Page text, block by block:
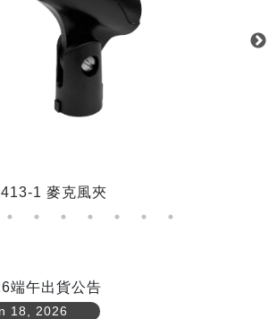
1 麥克風夾
端午出貨公告
18, 2026